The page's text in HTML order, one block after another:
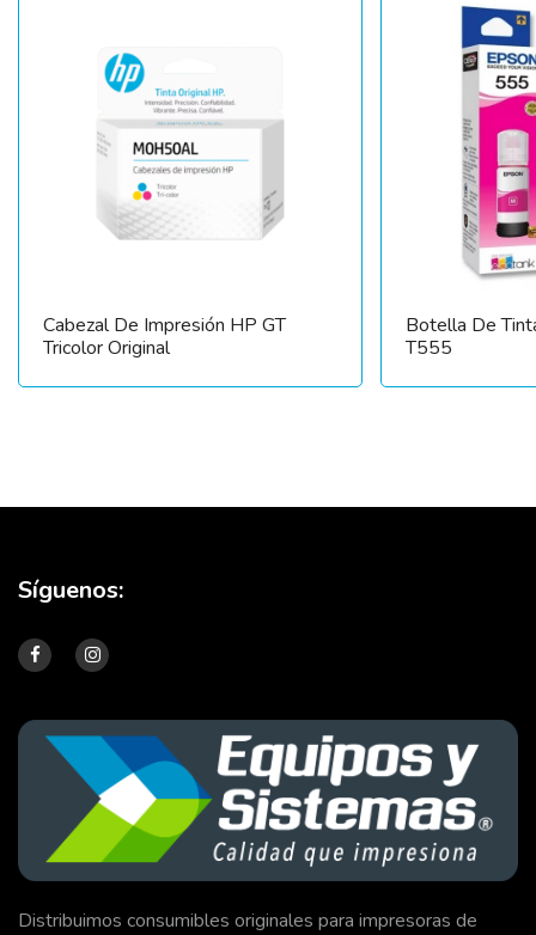
Cabezal De Impresión HP GT
Tricolor Original
Botella De
T555
Distribuimos consumibles originales para impresoras de
Síguenos: